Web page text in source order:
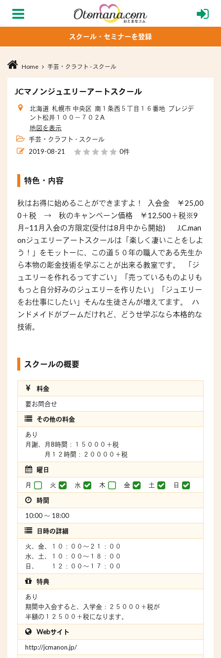
スクール・セミナーを登録
Home 手芸・クラフト - スクール
JCマノンジュエリーアートスクール
北海道 札幌市 中央区 南１条西５丁目１６番地 プレジデ
ント松井１００－７０２A
地図を表示
手芸・クラフト - スクール
2019-08-21
0件
特色・内容
秋はお得に始めることができますよ！ 入会金 ￥25,00
0＋税 → 秋のキャンペーン価格 ￥12,500＋税※9
月~11月入会の方限定(受付は8月中から開始) J.C.man
onジュエリーアートスクールは「楽しく凄いことをしよ
う！」をモットーに、この道５０年の職人である先生か
ら本物の彫金技術を学ぶことが出来る教室です。 「ジ
ュエリーを作れるってすごい」「売っているものよりも
もっと自分好みのジュエリーを作りたい」「ジュエリー
をお仕事にしたい」そんな生徒さんが増えてます。 ハ
ンドメイドがブームだけれど、どうせ学ぶなら本格的な
技術。
スクールの概要
料金
要お問合せ
その他の料金
あり
月謝、月8時間：１５０００＋税
月１２時間：２００００＋税
曜日
月
火 水 木 金 土
日
時間
10:00 〜 18:00
日時の詳細
火、金、１０：００～２１：００
水、土、１０：００～１８：００
日、 １２：００～１７：００
特典
あり
期間中入会すると、入学金：２５０００＋税が
半額の１２５００＋税になります。
Webサイト
http://jcmanon.jp/